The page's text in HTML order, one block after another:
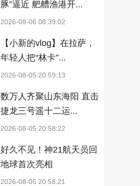
豚”逼近 舥艚渔港开...
2026-08-06 08:39:02
【小新的vlog】在拉萨，
年轻人把“林卡”...
2026-08-05 20:59:13
数万人齐聚山东海阳 直击
捷龙三号遥十二运...
2026-08-05 20:58:22
好久不见！神21航天员回
地球首次亮相
2026-08-05 20:58:21